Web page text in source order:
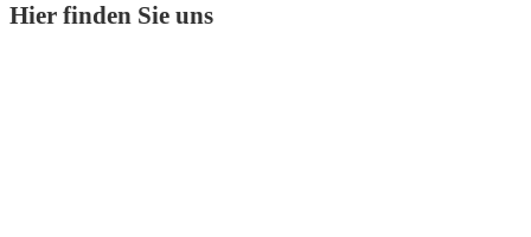
Hier finden Sie uns